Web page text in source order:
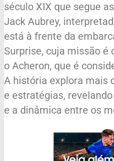
século XIX que segue
Jack Aubrey,
está à frente da
Surprise, cuja missão é
o Acheron, que é
A história explora mais
e estratégias,
e a dinâmica entre os